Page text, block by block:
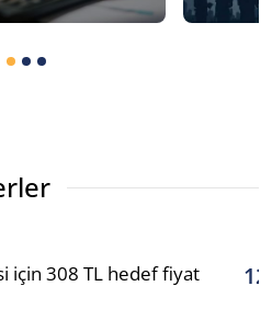
için 308 TL hedef fiyat